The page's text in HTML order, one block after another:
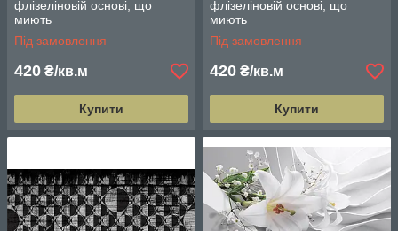
флізеліновій основі, що
миють
Під замовлення
420 ₴/кв.м
Купити
флізеліновій основі, що
миють
Під замовлення
420 ₴/кв.м
Купити